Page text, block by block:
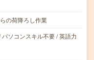
の荷降ろし作業
ソコンスキル不要 / 英語力